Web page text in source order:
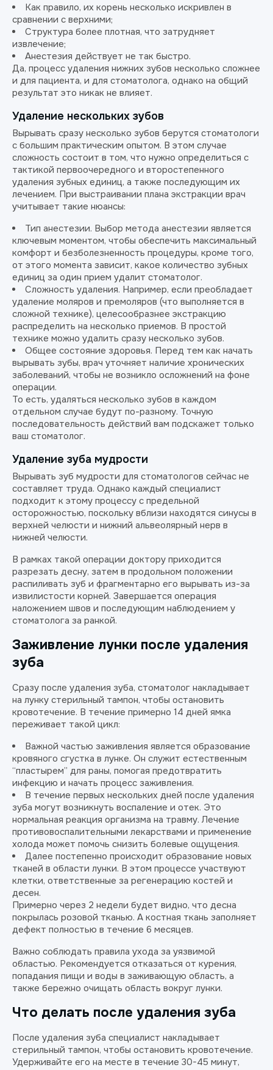
Как правило, их корень несколько искривлен в
сравнении с верхними;
Структура более плотная, что затрудняет
извлечение;
Анестезия действует не так быстро.
Да, процесс удаления нижних зубов несколько сложнее
и для пациента, и для стоматолога, однако на общий
результат это никак не влияет.
Удаление нескольких зубов
Вырывать сразу несколько зубов берутся стоматологи
с большим практическим опытом. В этом случае
сложность состоит в том, что нужно определиться с
тактикой первоочередного и второстепенного
удаления зубных единиц, а также последующим их
лечением. При выстраивании плана экстракции врач
учитывает такие нюансы:
Тип анестезии. Выбор метода анестезии является
ключевым моментом, чтобы обеспечить максимальный
комфорт и безболезненность процедуры, кроме того,
от этого момента зависит, какое количество зубных
единиц за один прием удалит стоматолог.
Сложность удаления. Например, если преобладает
удаление моляров и премоляров (что выполняется в
сложной технике), целесообразнее экстракцию
распределить на несколько приемов. В простой
технике можно удалить сразу несколько зубов.
Общее состояние здоровья. Перед тем как начать
вырывать зубы, врач уточняет наличие хронических
заболеваний, чтобы не возникло осложнений на фоне
операции.
То есть, удаляться несколько зубов в каждом
отдельном случае будут по-разному. Точную
последовательность действий вам подскажет только
ваш стоматолог.
Удаление зуба мудрости
Вырывать зуб мудрости для стоматологов сейчас не
составляет труда. Однако каждый специалист
подходит к этому процессу с предельной
осторожностью, поскольку вблизи находятся синусы в
верхней челюсти и нижний альвеолярный нерв в
нижней челюсти.
В рамках такой операции доктору приходится
разрезать десну, затем в продольном положении
распиливать зуб и фрагментарно его вырывать из-за
извилистости корней. Завершается операция
наложением швов и последующим наблюдением у
стоматолога за ранкой.
Заживление лунки после удаления
зуба
Сразу после удаления зуба, стоматолог накладывает
на лунку стерильный тампон, чтобы остановить
кровотечение. В течение примерно 14 дней ямка
переживает такой цикл:
Важной частью заживления является образование
кровяного сгустка в лунке. Он служит естественным
“пластырем” для раны, помогая предотвратить
инфекцию и начать процесс заживления.
В течение первых нескольких дней после удаления
зуба могут возникнуть воспаление и отек. Это
нормальная реакция организма на травму. Лечение
противовоспалительными лекарствами и применение
холода может помочь снизить болевые ощущения.
Далее постепенно происходит образование новых
тканей в области лунки. В этом процессе участвуют
клетки, ответственные за регенерацию костей и
десен.
Примерно через 2 недели будет видно, что десна
покрылась розовой тканью. А костная ткань заполняет
дефект полностью в течение 6 месяцев.
Важно соблюдать правила ухода за уязвимой
областью. Рекомендуется отказаться от курения,
попадания пищи и воды в заживающую область, а
также бережно очищать область вокруг лунки.
Что делать после удаления зуба
После удаления зуба специалист накладывает
стерильный тампон, чтобы остановить кровотечение.
Удерживайте его на месте в течение 30-45 минут,